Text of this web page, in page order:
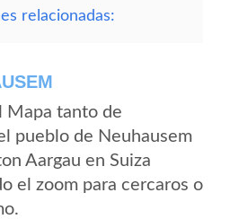
relacionadas:
Mapa tanto de
pueblo de Neuhausem
Aargau en Suiza
el zoom para cercaros o